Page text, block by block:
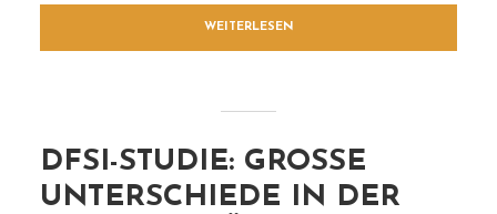
WEITERLESEN
DFSI-STUDIE: GROSSE U
NTERSCHIEDE IN DER Z